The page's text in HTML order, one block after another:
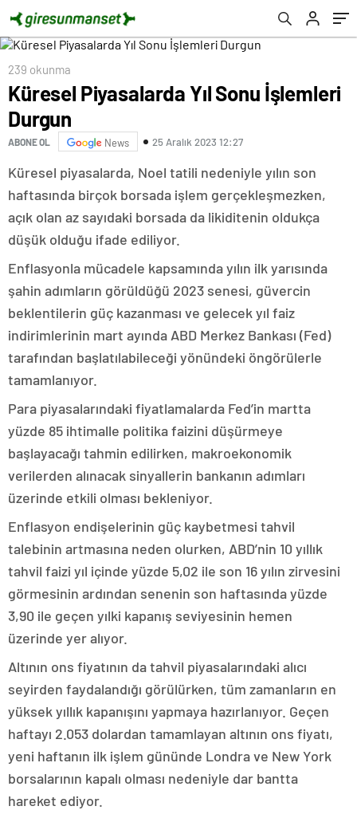
239 okunma
Küresel Piyasalarda Yıl Sonu İşlemleri
Durgun
ABONE OL News 25 Aralık 2023 12:27
Küresel piyasalarda, Noel tatili nedeniyle yılın son
haftasında birçok borsada işlem gerçekleşmezken,
açık olan az sayıdaki borsada da likiditenin oldukça
düşük olduğu ifade ediliyor.
Enflasyonla mücadele kapsamında yılın ilk yarısında
şahin adımların görüldüğü 2023 senesi, güvercin
beklentilerin güç kazanması ve gelecek yıl faiz
indirimlerinin mart ayında ABD Merkez Bankası (Fed)
tarafından başlatılabileceği yönündeki öngörülerle
tamamlanıyor.
Para piyasalarındaki fiyatlamalarda Fed’in martta
yüzde 85 ihtimalle politika faizini düşürmeye
başlayacağı tahmin edilirken, makroekonomik
verilerden alınacak sinyallerin bankanın adımları
üzerinde etkili olması bekleniyor.
Enflasyon endişelerinin güç kaybetmesi tahvil
talebinin artmasına neden olurken, ABD’nin 10 yıllık
tahvil faizi yıl içinde yüzde 5,02 ile son 16 yılın zirvesini
görmesinin ardından senenin son haftasında yüzde
3,90 ile geçen yılki kapanış seviyesinin hemen
üzerinde yer alıyor.
Altının ons fiyatının da tahvil piyasalarındaki alıcı
seyirden faydalandığı görülürken, tüm zamanların en
yüksek yıllık kapanışını yapmaya hazırlanıyor. Geçen
haftayı 2.053 dolardan tamamlayan altının ons fiyatı,
yeni haftanın ilk işlem gününde Londra ve New York
borsalarının kapalı olması nedeniyle dar bantta
hareket ediyor.